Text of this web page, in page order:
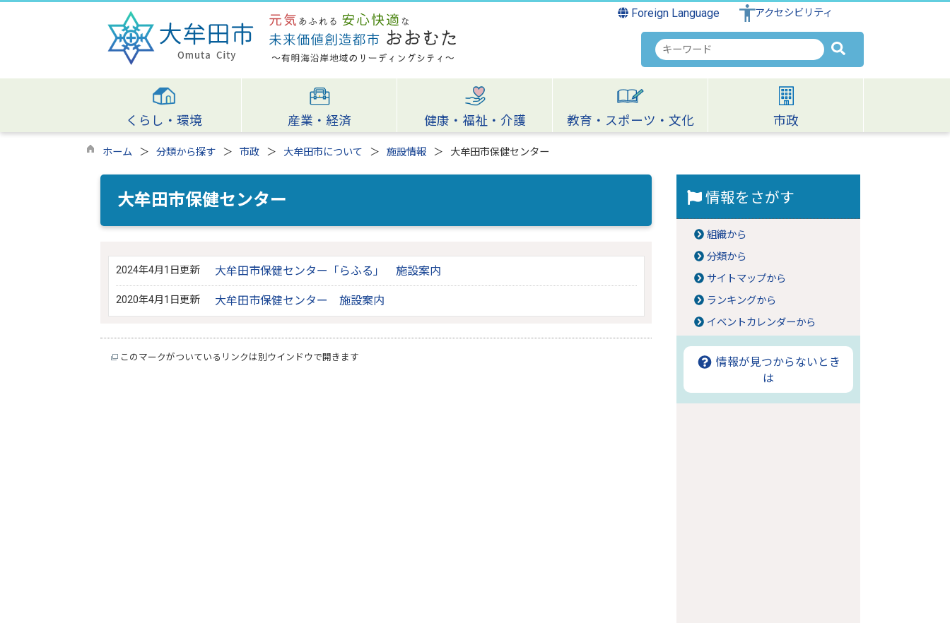
Foreign Language アクセシビリティ
検
索
キ
ワ
ー
くらし・環境 産業・経済 健康・福祉・介護 教育・スポーツ・文化 市政
ホーム 分類から探す 市政 大牟田市について 施設情報 大牟田市保健センター
大牟田市保健センター
2024年4月1日更新 大牟田市保健センター「らふる」 施設案内
2020年4月1日更新 大牟田市保健センター 施設案内
このマークがついているリンクは別ウインドウで開きます
情報をさがす
組織から
分類から
サイトマップから
ランキングから
イベントカレンダーから
情報が見つからないとき
は